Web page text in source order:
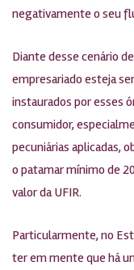
negativamente o seu
Diante desse cenário
empresariado esteja
instaurados por esses
consumidor,
pecuniárias aplicadas,
o patamar mínimo de
valor da UFIR.
Particularmente, no
ter em mente que há